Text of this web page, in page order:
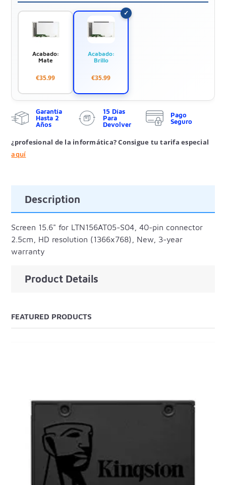
Acabado:
Mate
€35.99
Acabado:
Brillo
€35.99
Garantía
Hasta 2
Años
15 Días
Para
Devolver
Pago
Seguro
¿profesional de la informática? Consigue tu tarifa especial
aquí
Description
Screen 15.6" for LTN156AT05-S04, 40-pin connector
2.5cm, HD resolution (1366x768), New, 3-year
warranty
Product Details
FEATURED PRODUCTS